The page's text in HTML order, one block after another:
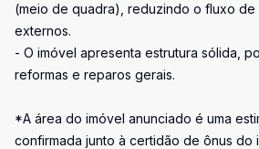
(meio de quadra), reduzindo o fluxo de
externos.
- O imóvel apresenta estrutura sólida,
reformas e reparos gerais.
*A área do imóvel anunciado é uma
confirmada junto à certidão de ônus do